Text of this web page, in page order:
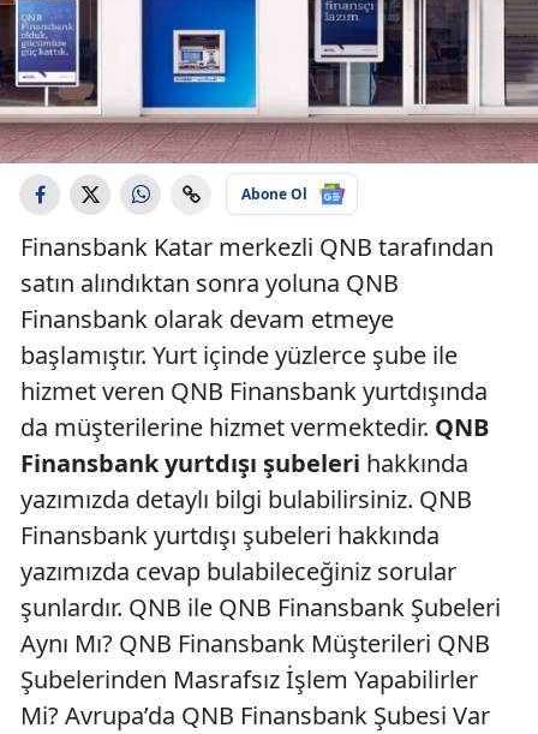
Abone Ol
Finansbank Katar merkezli QNB tarafından
satın alındıktan sonra yoluna QNB
Finansbank olarak devam etmeye
başlamıştır. Yurt içinde yüzlerce şube ile
hizmet veren QNB Finansbank yurtdışında
da müşterilerine hizmet vermektedir. QNB
Finansbank yurtdışı şubeleri hakkında
yazımızda detaylı bilgi bulabilirsiniz. QNB
Finansbank yurtdışı şubeleri hakkında
yazımızda cevap bulabileceğiniz sorular
şunlardır. QNB ile QNB Finansbank Şubeleri
Aynı Mı? QNB Finansbank Müşterileri QNB
Şubelerinden Masrafsız İşlem Yapabilirler
Mi? Avrupa’da QNB Finansbank Şubesi Var